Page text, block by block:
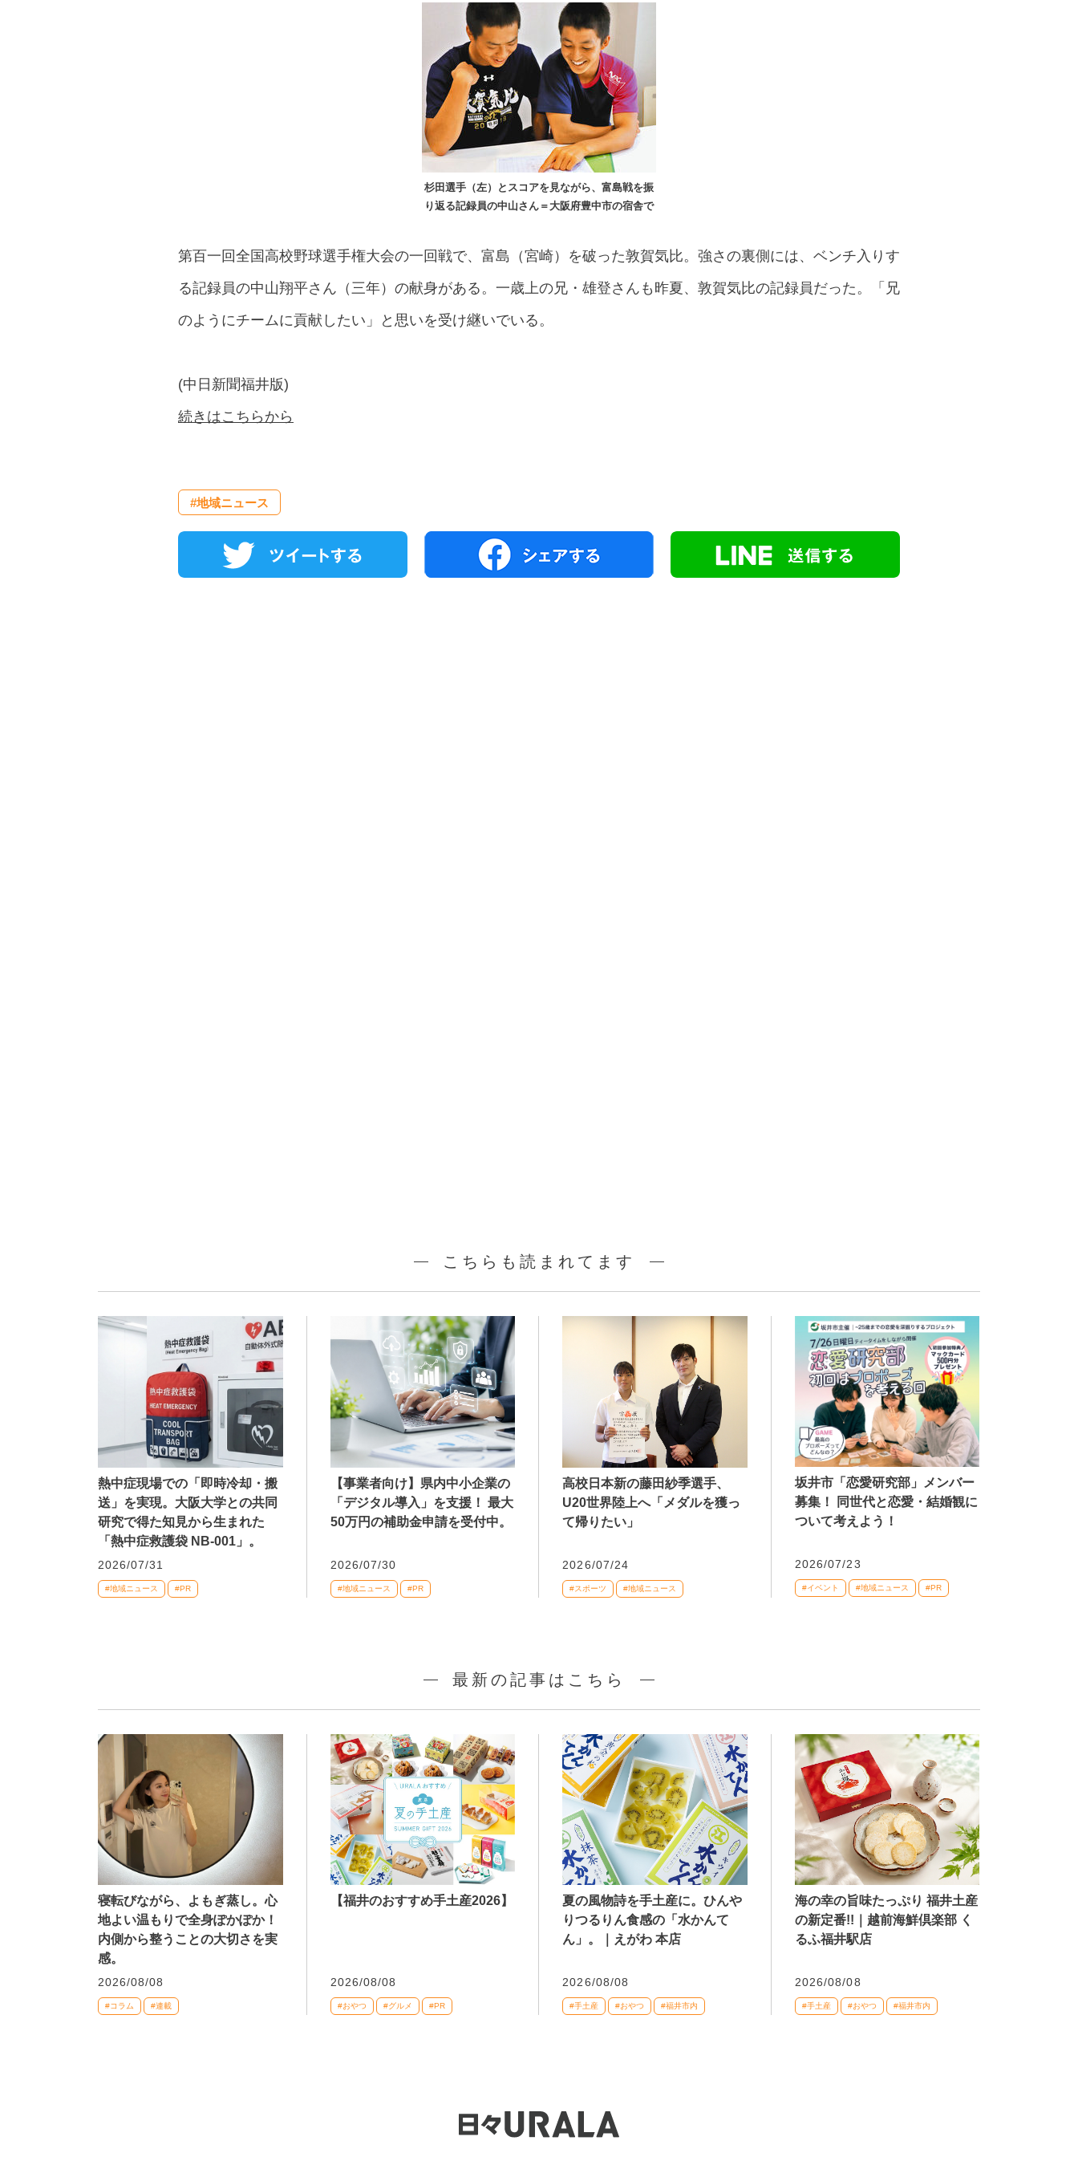
杉田選手（左）とスコアを見ながら、富島戦を振
り返る記録員の中山さん＝大阪府豊中市の宿舎で
第百一回全国高校野球選手権大会の一回戦で、富島（宮崎）を破った敦賀気比。強さの裏側には、ベンチ入りす
る記録員の中山翔平さん（三年）の献身がある。一歳上の兄・雄登さんも昨夏、敦賀気比の記録員だった。「兄
のようにチームに貢献したい」と思いを受け継いでいる。
(中日新聞福井版)
続きはこちらから
#地域ニュース
こちらも読まれてます
熱中症現場での「即時冷却・搬
送」を実現。大阪大学との共同
研究で得た知見から生まれた
「熱中症救護袋 NB-001」。
2026/07/31
#地域ニュース #PR
【事業者向け】県内中小企業の
「デジタル導入」を支援！ 最大
50万円の補助金申請を受付中。
2026/07/30
#地域ニュース #PR
高校日本新の藤田紗季選手、
U20世界陸上へ「メダルを獲っ
て帰りたい」
2026/07/24
#スポーツ #地域ニュース
坂井市「恋愛研究部」メンバー
募集！ 同世代と恋愛・結婚観に
ついて考えよう！
2026/07/23
#イベント #地域ニュース #PR
最新の記事はこちら
寝転びながら、よもぎ蒸し。心
地よい温もりで全身ぽかぽか！
内側から整うことの大切さを実
感。
2026/08/08
#コラム #連載
【福井のおすすめ手土産2026】
2026/08/08
#おやつ #グルメ #PR
夏の風物詩を手土産に。ひんや
りつるりん食感の「水かんて
ん」。｜えがわ 本店
2026/08/08
#手土産 #おやつ #福井市内
海の幸の旨味たっぷり 福井土産
の新定番!!｜越前海鮮倶楽部 く
るふ福井駅店
2026/08/08
#手土産 #おやつ #福井市内